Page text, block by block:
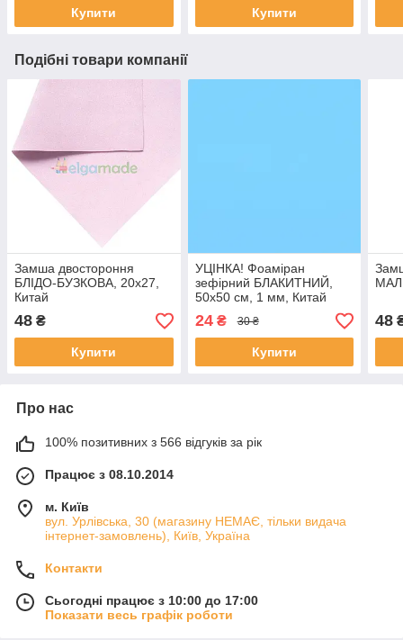
Купити Купити
Подібні товари компанії
Замша двостороння
БЛІДО-БУЗКОВА, 20x27,
Китай
48 ₴
Купити
УЦІНКА! Фоаміран
зефірний БЛАКИТНИЙ,
50x50 см, 1 мм, Китай
24₴ 30 ₴
Купити
48
Про нас
100% позитивних з 566 відгуків за рік
Працює з 08.10.2014
м. Київ
вул. Урлівська, 30 (магазину НЕМАЄ, тільки видача
інтернет-замовлень), Київ, Україна
Контакти
Сьогодні працює з 10:00 до 17:00
Показати весь графік роботи